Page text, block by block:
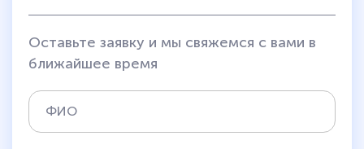
Оставьте заявку и мы свяжемся с вами в
ближайшее время